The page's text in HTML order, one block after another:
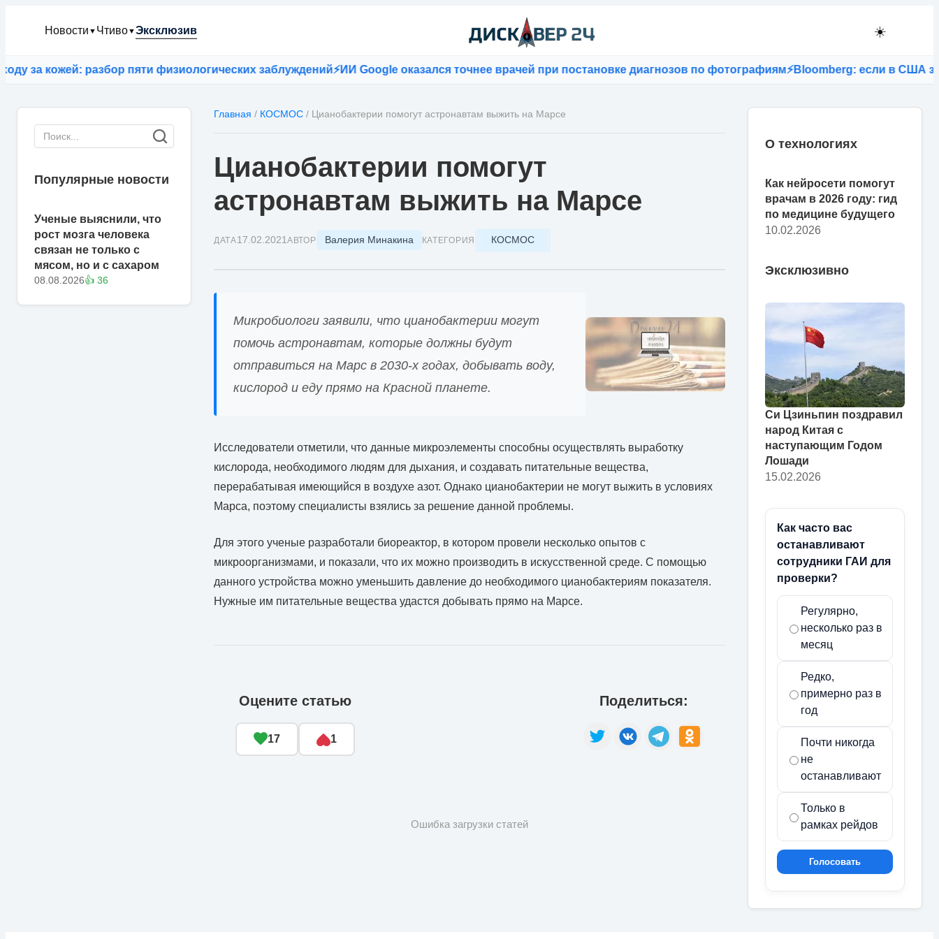
Новости ▼ Чтиво▼Эксклюзив ☀️
кожей: разбор пяти физиологических заблуждений⚡ИИ Google оказался точнее врачей при постановке диагнозов по фотографиям⚡Bloomberg: если в США
Популярные новости
Ученые выяснили, что
рост мозга человека
связан не только с
мясом, но и с сахаром
08.08.2026👍 36
Главная / КОСМОС / Цианобактерии помогут астронавтам выжить на Марсе
Цианобактерии помогут
астронавтам выжить на Марсе
ДАТА17.02.2021 АВТОР Валерия Минакина КАТЕГОРИЯ КОСМОС
Микробиологи заявили, что цианобактерии могут
помочь астронавтам, которые должны будут
отправиться на Марс в 2030-х годах, добывать воду,
кислород и еду прямо на Красной планете.
Исследователи отметили, что данные микроэлементы способны осуществлять выработку
кислорода, необходимого людям для дыхания, и создавать питательные вещества,
перерабатывая имеющийся в воздухе азот. Однако цианобактерии не могут выжить в условиях
Марса, поэтому специалисты взялись за решение данной проблемы.
Для этого ученые разработали биореактор, в котором провели несколько опытов с
микроорганизмами, и показали, что их можно производить в искусственной среде. С помощью
данного устройства можно уменьшить давление до необходимого цианобактериям показателя.
Нужные им питательные вещества удастся добывать прямо на Марсе.
Оцените статью
17 1
Поделиться:
Ошибка загрузки статей
О технологиях
Как нейросети помогут
врачам в 2026 году: гид
по медицине будущего
10.02.2026
Эксклюзивно
Си Цзиньпин поздравил
народ Китая с
наступающим Годом
Лошади
15.02.2026
Как часто вас
останавливают
сотрудники ГАИ для
проверки?
Регулярно,
несколько раз в
месяц
Редко,
примерно раз в
год
Почти никогда
не
останавливают
Только в
рамках рейдов
Голосовать